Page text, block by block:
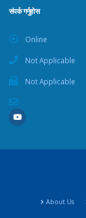
संपर्क गर्नुहोस
Online
Not Applicable
Not Applicable
About Us